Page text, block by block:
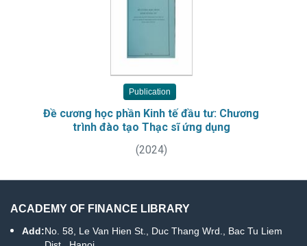
Publication
Đề cương học phần Kinh tế đầu tư: Chương
trình đào tạo Thạc sĩ ứng dụng
(2024)
ACADEMY OF FINANCE LIBRARY
Add:No. 58, Le Van Hien St., Duc Thang Wrd., Bac Tu Liem